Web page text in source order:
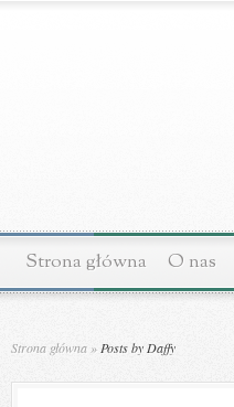
Strona główna O nas
Strona główna » Posts by Daffy